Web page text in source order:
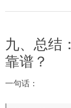
九、总结
靠谱？
一句话：